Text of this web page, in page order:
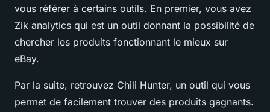
vous référer à certains outils. En premier, vous avez
Zik analytics qui est un outil donnant la possibilité de
chercher les produits fonctionnant le mieux sur
eBay.
Par la suite, retrouvez Chili Hunter, un outil qui vous
permet de facilement trouver des produits gagnants.